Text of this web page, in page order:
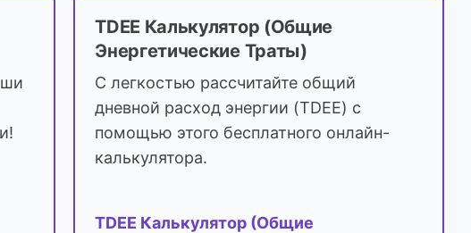
TDEE Калькулятор (Общие
Энергетические Траты)
С легкостью рассчитайте общий
дневной расход энергии (TDEE) с
помощью этого бесплатного онлайн-
калькулятора.
TDEE Калькулятор (Общие